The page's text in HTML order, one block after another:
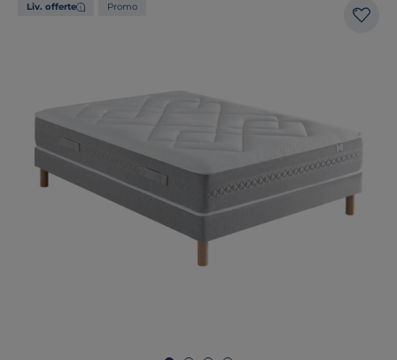
Liv. offerte Promo